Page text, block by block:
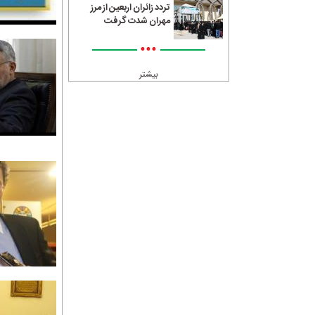
تردد زائران اربعین از مرز
مهران شدت گرفت
•••
بیشتر